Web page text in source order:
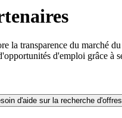
la transparence du marché
d'emploi grâce à
d'aide sur la recherche